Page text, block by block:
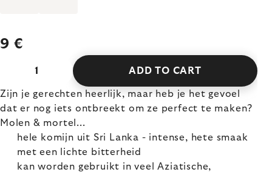
9 €
ADD TO CART
Zijn je gerechten heerlijk, maar heb je het gevoel
dat er nog iets ontbreekt om ze perfect te maken?
Molen & mortel...
hele komijn uit Sri Lanka - intense, hete smaak
met een lichte bitterheid
kan worden gebruikt in veel Aziatische,